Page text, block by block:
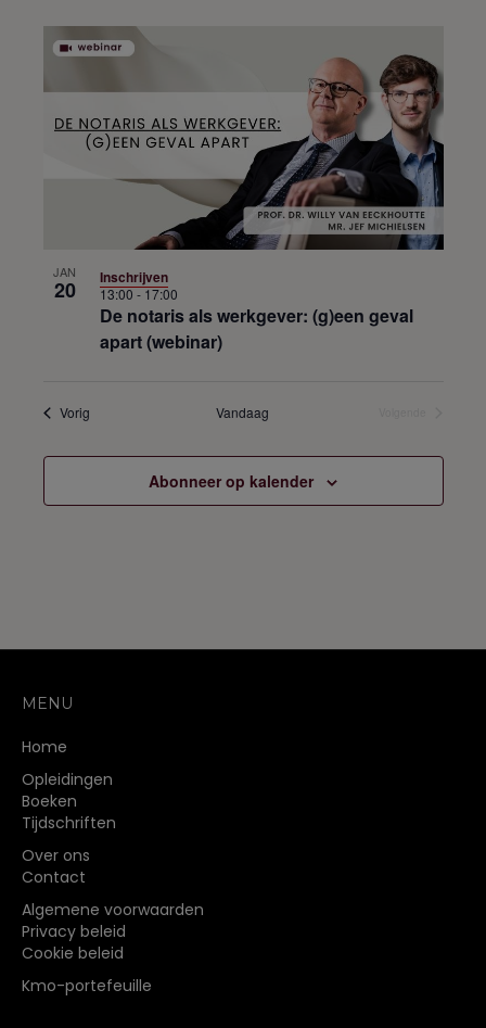
JAN
20
De notaris als werkgever: (g)een geval
apart (webinar)
13:00-17:00
Inschrijven
VorigOpleidingen Vandaag
Abonneer op kalender
MENU
Home
Opleidingen
Boeken
Tijdschriften
Over ons
Contact
Algemene voorwaarden
Privacy beleid
Cookie beleid
Kmo-portefeuille